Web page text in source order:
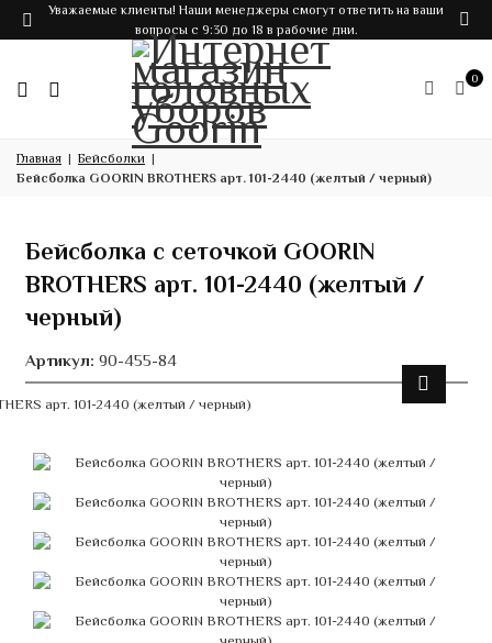
Уважаемые клиенты! Наши менеджеры смогут ответить на ваши
вопросы с 9:30 до 18 в рабочие дни.
0
Главная
Бейсболки
Бейсболка GOORIN BROTHERS арт. 101-2440 (желтый / черный)
Бейсболка с сеточкой GOORIN
BROTHERS арт. 101-2440 (желтый /
черный)
Артикул: 90-455-84